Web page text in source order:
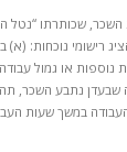
הגנת השכר, שכותרתו
רישומי נוכחות:
נוספות או גמול
שבעדן נתבע השכר,
במשך שעות